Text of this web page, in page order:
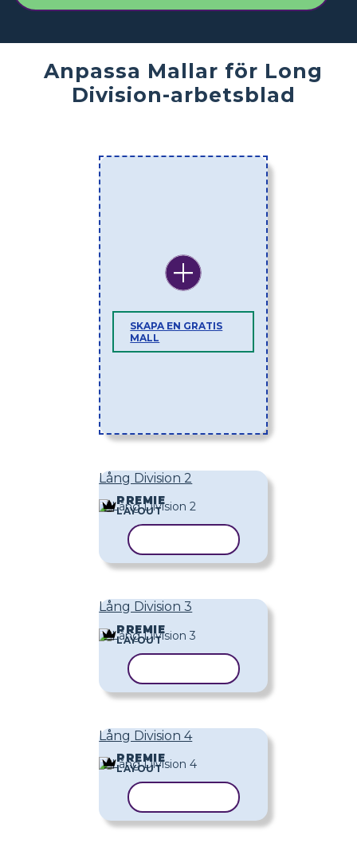
Anpassa Mallar för Long
Division-arbetsblad
SKAPA EN GRATIS
MALL
Lång Division 2
PREMIE
LAYOUT
Lång Division 3
PREMIE
LAYOUT
Lång Division 4
PREMIE
LAYOUT